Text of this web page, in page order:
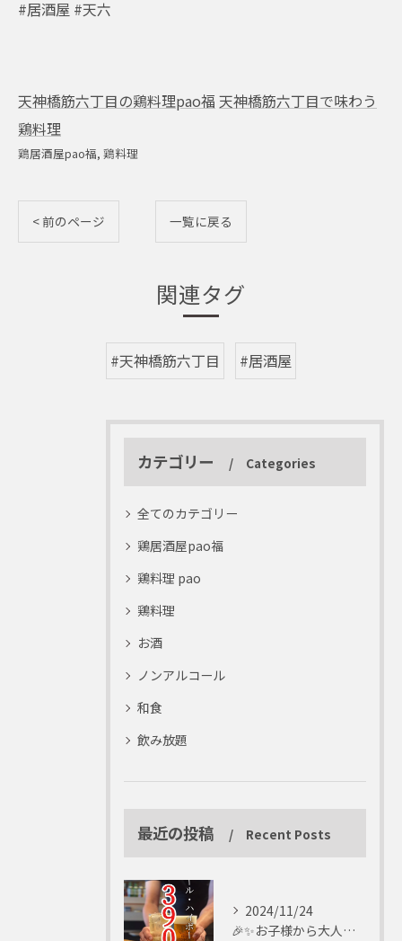
#居酒屋 #天六
天神橋筋六丁目の鶏料理pao福 天神橋筋六丁目で味わう
鶏料理
鶏居酒屋pao福 鶏料理
< 前のページ 一覧に戻る
関連タグ
#天神橋筋六丁目 #居酒屋
カテゴリー Categories
全てのカテゴリー
鶏居酒屋pao福
鶏料理 pao
鶏料理
お酒
ノンアルコール
和食
飲み放題
最近の投稿 Recent Posts
2024/11/24
🎉✨お子様から大人まで楽しめる✨🎉